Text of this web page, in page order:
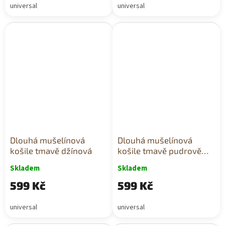
universal universal
Dlouhá mušelínová
košile tmavě džínová
Skladem
599 Kč
universal
Dlouhá mušelínová
košile tmavě pudrově
Skladem
599 Kč
universal